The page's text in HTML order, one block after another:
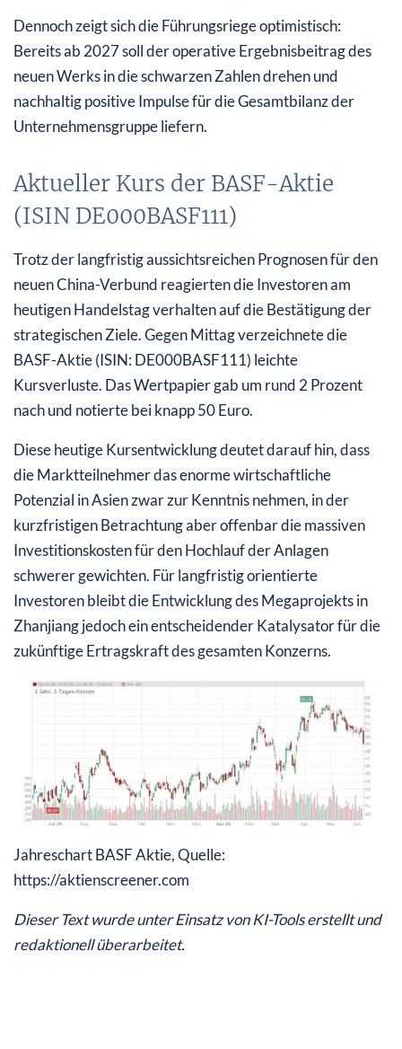
Dennoch zeigt sich die Führungsriege optimistisch:
Bereits ab 2027 soll der operative Ergebnisbeitrag des
neuen Werks in die schwarzen Zahlen drehen und
nachhaltig positive Impulse für die Gesamtbilanz der
Unternehmensgruppe liefern.
Aktueller Kurs der BASF-Aktie
(ISIN DE000BASF111)
Trotz der langfristig aussichtsreichen Prognosen für den
neuen China-Verbund reagierten die Investoren am
heutigen Handelstag verhalten auf die Bestätigung der
strategischen Ziele. Gegen Mittag verzeichnete die
BASF-Aktie (ISIN: DE000BASF111) leichte
Kursverluste. Das Wertpapier gab um rund 2 Prozent
nach und notierte bei knapp 50 Euro.
Diese heutige Kursentwicklung deutet darauf hin, dass
die Marktteilnehmer das enorme wirtschaftliche
Potenzial in Asien zwar zur Kenntnis nehmen, in der
kurzfristigen Betrachtung aber offenbar die massiven
Investitionskosten für den Hochlauf der Anlagen
schwerer gewichten. Für langfristig orientierte
Investoren bleibt die Entwicklung des Megaprojekts in
Zhanjiang jedoch ein entscheidender Katalysator für die
zukünftige Ertragskraft des gesamten Konzerns.
Jahreschart BASF Aktie, Quelle:
https://aktienscreener.com
Dieser Text wurde unter Einsatz von KI-Tools erstellt und
redaktionell überarbeitet.